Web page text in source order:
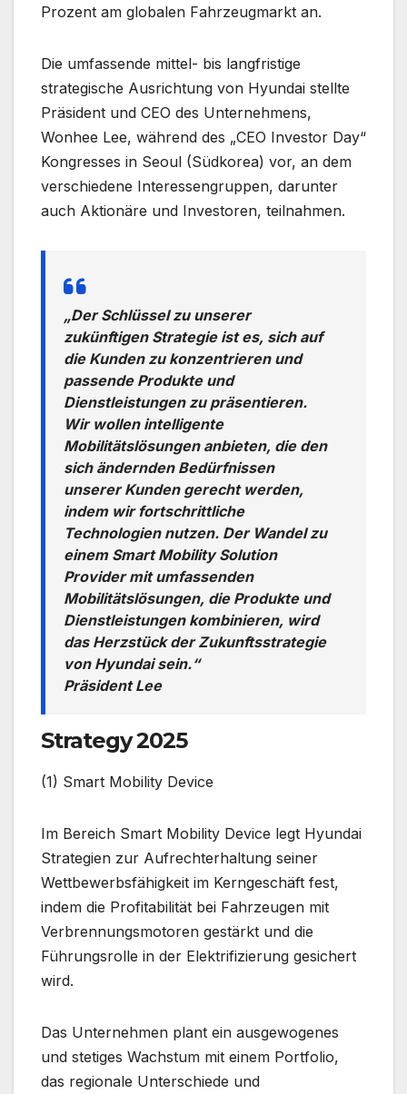
Prozent am globalen Fahrzeugmarkt an.
Die umfassende mittel- bis langfristige
strategische Ausrichtung von Hyundai stellte
Präsident und CEO des Unternehmens,
Wonhee Lee, während des „CEO Investor Day“
Kongresses in Seoul (Südkorea) vor, an dem
verschiedene Interessengruppen, darunter
auch Aktionäre und Investoren, teilnahmen.
„Der Schlüssel zu unserer
zukünftigen Strategie ist es, sich auf
die Kunden zu konzentrieren und
passende Produkte und
Dienstleistungen zu präsentieren.
Wir wollen intelligente
Mobilitätslösungen anbieten, die den
sich ändernden Bedürfnissen
unserer Kunden gerecht werden,
indem wir fortschrittliche
Technologien nutzen. Der Wandel zu
einem Smart Mobility Solution
Provider mit umfassenden
Mobilitätslösungen, die Produkte und
Dienstleistungen kombinieren, wird
das Herzstück der Zukunftsstrategie
von Hyundai sein.“
Präsident Lee
Strategy 2025
(1) Smart Mobility Device
Im Bereich Smart Mobility Device legt Hyundai
Strategien zur Aufrechterhaltung seiner
Wettbewerbsfähigkeit im Kerngeschäft fest,
indem die Profitabilität bei Fahrzeugen mit
Verbrennungsmotoren gestärkt und die
Führungsrolle in der Elektrifizierung gesichert
wird.
Das Unternehmen plant ein ausgewogenes
und stetiges Wachstum mit einem Portfolio,
das regionale Unterschiede und